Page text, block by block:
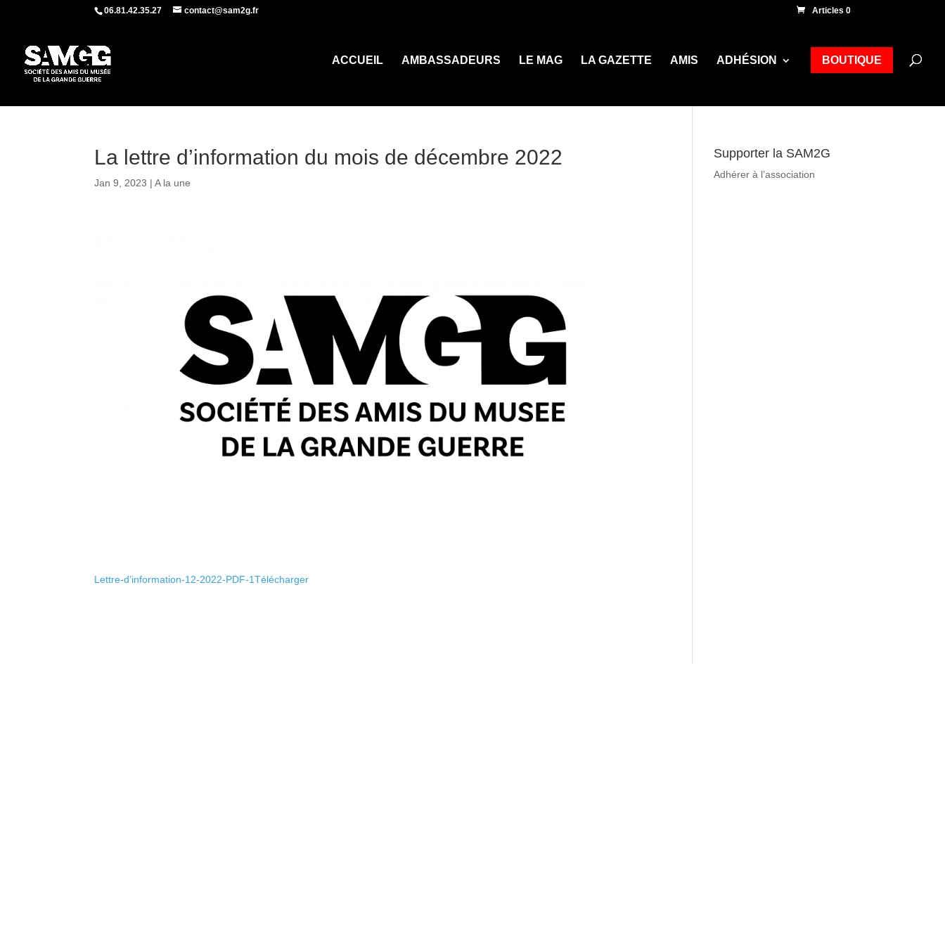
06.81.42.35.27 contact@sam2g.fr Articles 0
ACCUEIL AMBASSADEURS LE MAG LA GAZETTE AMIS ADHÉSION BOUTIQUE
La lettre d’information du mois de décembre 2022
Jan 9, 2023 |A la une
Lettre-d’information-12-2022-PDF-1Télécharger
Supporter la SAM2G
Adhérer à l’association